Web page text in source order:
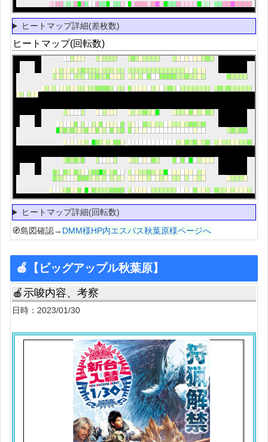
ヒートマップ詳細(差枚数)
ヒートマップ(回転数)
ヒートマップ詳細(回転数)
🧭島図確認→ DMM様HP内エスパス秋葉原様ページへ
🍎【ビッグアップル秋葉原】
🍎示唆内容、考察
日時：2023/01/30